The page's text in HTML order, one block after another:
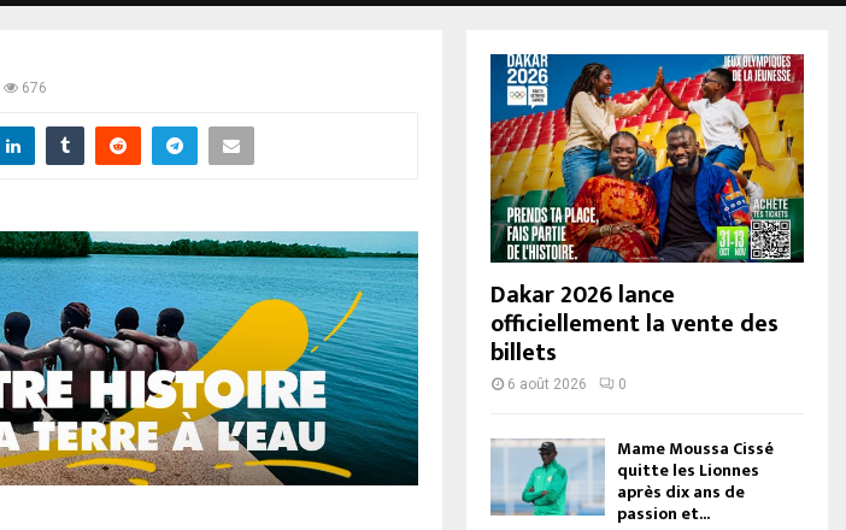
676
Dakar 2026 lance
officiellement la vente des
billets
6 août 2026 0
Mame Moussa Cissé
quitte les Lionnes
après dix ans de
passion et...